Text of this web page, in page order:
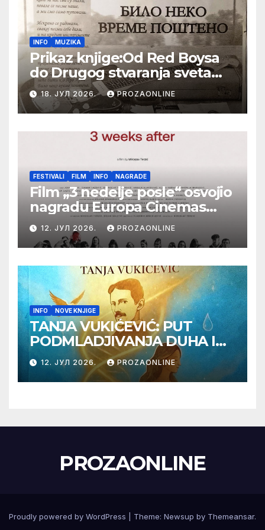
INFO MUZIKA
Prikaz knjige:Od Red Boysa
do Drugog stvaranja sveta
(bilo neko vreme pošteno)
(autor- Zlatomira Sremca,
Botoš 2022. godine,
samizdat)
18. ЈУЛ 2026. PROZAONLINE
FESTIVALI FILM INFO NAGRADE
Film „3 nedelje posle“ osvojio
nagradu Europa Cinemas
Label na Filmskom festivalu
u Karlovim Varima
12. ЈУЛ 2026. PROZAONLINE
INFO NOVE KNJIGE
TANJA VUKIĆEVIĆ: PUT
PODMLADJIVANJA DUHA I
TELA SA TESLOM
12. ЈУЛ 2026. PROZAONLINE
PROZAONLINE
Proudly powered by WordPress Theme: Newsup by Themeansar.